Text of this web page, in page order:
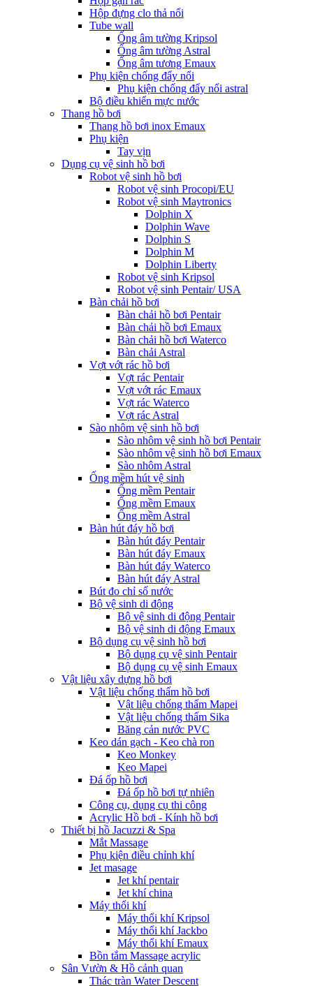
Hộp đựng clo thả nổi
Tube wall
Ống âm tường Kripsol
Ống âm tường Astral
Ống âm tương Emaux
Phụ kiện chống đẩy nổi
Phụ kiện chống đẩy nổi astral
Bộ điều khiển mực nước
Thang hồ bơi
Thang hồ bơi inox Emaux
Phụ kiện
Tay vịn
Dụng cụ vệ sinh hồ bơi
Robot vệ sinh hồ bơi
Robot vệ sinh Procopi/EU
Robot vệ sinh Maytronics
Dolphin X
Dolphin Wave
Dolphin S
Dolphin M
Dolphin Liberty
Robot vệ sinh Kripsol
Robot vệ sinh Pentair/ USA
Bàn chải hồ bơi
Bàn chải hồ bơi Pentair
Bàn chải hồ bơi Emaux
Bàn chải hồ bơi Waterco
Bàn chải Astral
Vợt vớt rác hồ bơi
Vợt rác Pentair
Vợt vớt rác Emaux
Vợt rác Waterco
Vợt rác Astral
Sào nhôm vệ sinh hồ bơi
Sào nhôm vệ sinh hồ bơi Pentair
Sào nhôm vệ sinh hồ bơi Emaux
Sào nhôm Astral
Ống mềm hút vệ sinh
Ống mềm Pentair
Ống mềm Emaux
Ống mềm Astral
Bàn hút đáy hồ bơi
Bàn hút đáy Pentair
Bàn hút đáy Emaux
Bàn hút đáy Waterco
Bàn hút đáy Astral
Bút đo chỉ số nước
Bộ vệ sinh di động
Bộ vệ sinh di động Pentair
Bộ vệ sinh di động Emaux
Bộ dụng cụ vệ sinh hồ bơi
Bộ dụng cụ vệ sinh Pentair
Bộ dụng cụ vệ sinh Emaux
Vật liệu xây dựng hồ bơi
Vật liệu chống thấm hồ bơi
Vật liệu chống thấm Mapei
Vật liệu chống thấm Sika
Băng cản nước PVC
Keo dán gạch - Keo chà ron
Keo Monkey
Keo Mapei
Đá ốp hồ bơi
Đá ốp hồ bơi tự nhiên
Công cụ, dụng cụ thi công
Acrylic Hồ bơi - Kính hồ bơi
Thiết bị hồ Jacuzzi & Spa
Mắt Massage
Phụ kiện điều chỉnh khí
Jet masage
Jet khí pentair
Jet khí china
Máy thổi khí
Máy thổi khí Kripsol
Máy thổi khí Jackbo
Máy thổi khí Emaux
Bồn tắm Massage acrylic
Sân Vườn & Hồ cảnh quan
Thác tràn Water Descent